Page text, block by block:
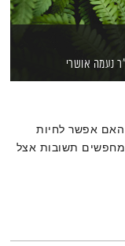
נעמה אושרי
האם אפשר לחיות
מחפשים תשובות אצל